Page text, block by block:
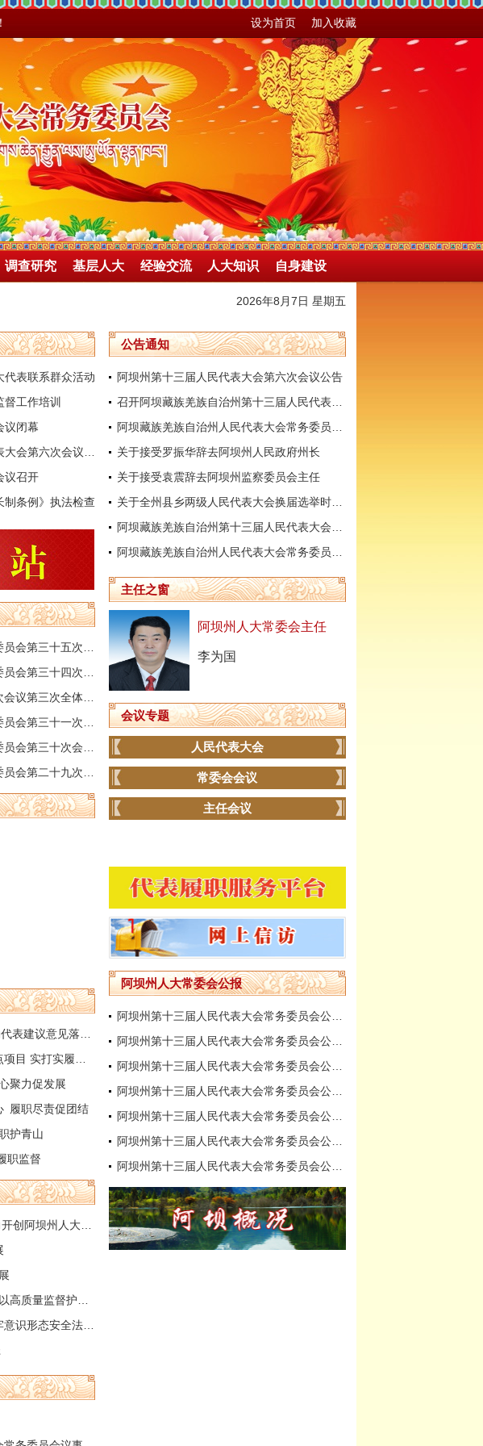
设为首页 加入收藏
调查研究 基层人大 经验交流 人大知识 自身建设
2026年8月7日 星期五
阿坝州十三届人大常委会第三十七次会议召开
代表联系群众活动
工作培训
议闭幕
议召开
制条例》执法检查
聚力促发展
履职尽责促团结
护青山
职监督
公告通知
阿坝州第十三届人民代表大会第六次会议公告
关于接受罗振华辞去阿坝州人民政府州长
关于接受袁震辞去阿坝州监察委员会主任
关于全州县乡两级人民代表大会换届选举时间的决定
主任之窗
阿坝州人大常委会主任
李为国
会议专题
人民代表大会
常委会会议
主任会议
阿坝州人大常委会公报
阿坝州第十三届人民代表大会常务委员会公报第三十五期
阿坝州第十三届人民代表大会常务委员会公报第三十四期
阿坝州第十三届人民代表大会常务委员会公报第三十三期
阿坝州第十三届人民代表大会常务委员会公报第三十二期
阿坝州第十三届人民代表大会常务委员会公报第三十一期
阿坝州第十三届人民代表大会常务委员会公报第三十期
阿坝州第十三届人民代表大会常务委员会公报第二十九期